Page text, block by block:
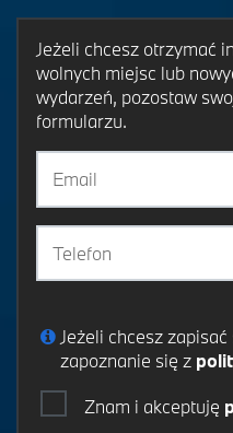
Jeżeli chcesz otrzymać
wolnych miejsc lub
wydarzeń, pozostaw
formularzu.
Jeżeli chcesz
zapoznanie się z
Znam i akceptuję